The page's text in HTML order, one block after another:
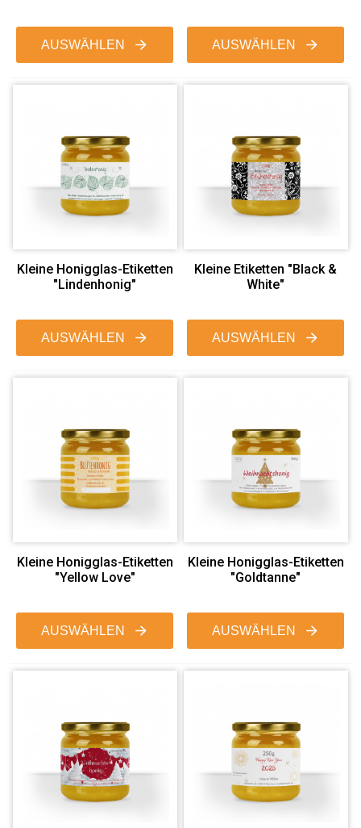
AUSWÄHLEN AUSWÄHLEN
Kleine Honigglas-Etiketten
"Lindenhonig"
AUSWÄHLEN
Kleine Etiketten "Black &
White"
AUSWÄHLEN
Kleine Honigglas-Etiketten
"Yellow Love"
AUSWÄHLEN
Kleine Honigglas-Etiketten
"Goldtanne"
AUSWÄHLEN